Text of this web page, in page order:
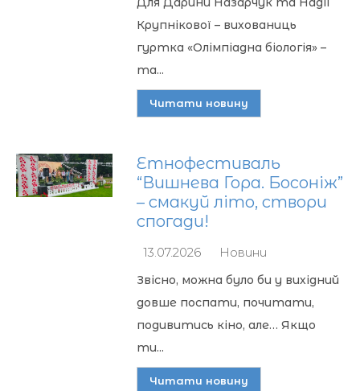
Крупнікової – вихованиць
гуртка «Олімпіадна біологія» –
та...
Читати новину
Етнофестиваль
“Вишнева Гора. Босоніж”
– смакуй літо, створи
спогади!
13.07.2026 Новини
Звісно, можна було би у вихідний
довше поспати, почитати,
подивитись кіно, але… Якщо
ти...
Читати новину